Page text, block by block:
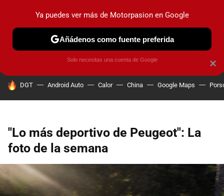
PRUEBAS COCHES ELÉCTRICOS OBSERVATORIO
HOY SE HABLA DE
DGT Android Auto Calor China Google Maps
"Lo más deportivo de Peugeot": La
foto de la semana
×
Ya puedes ver más de Motorpasion en Google
Añádenos como fuente preferida
Solo necesitas una cuenta de Google